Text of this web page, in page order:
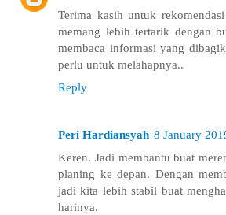
Terima kasih untuk
memang lebih tertarik dengan
membaca informasi yang
perlu untuk melahapnya..
Reply
Peri Hardiansyah 8 January
Keren. Jadi membantu buat
planing ke depan. Dengan
jadi kita lebih stabil buat
harinya.